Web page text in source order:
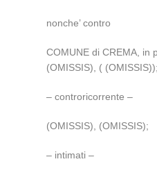
nonche’ contro
COMUNE di CREMA, in
(OMISSIS), ( (OMISSIS));
– controricorrente –
(OMISSIS), (OMISSIS);
– intimati –